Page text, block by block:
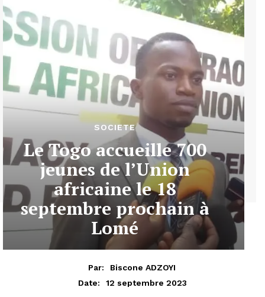
SOCIETE
Le Togo accueille 700
jeunes de l’Union
africaine le 18
septembre prochain à
Lomé
Par:
Biscone ADZOYI
Date:
12 septembre 2023